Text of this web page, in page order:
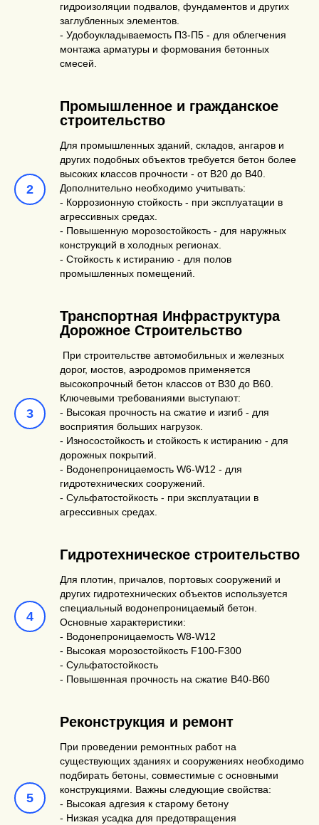
гидроизоляции подвалов, фундаментов и других
заглубленных элементов.
- Удобоукладываемость П3-П5 - для облегчения
монтажа арматуры и формования бетонных
смесей.
Промышленное и гражданское
строительство
Для промышленных зданий, складов, ангаров и
других подобных объектов требуется бетон более
высоких классов прочности - от В20 до В40.
Дополнительно необходимо учитывать:
- Коррозионную стойкость - при эксплуатации в
агрессивных средах.
- Повышенную морозостойкость - для наружных
конструкций в холодных регионах.
- Стойкость к истиранию - для полов
промышленных помещений.
Транспортная Инфраструктура
Дорожное Строительство
При строительстве автомобильных и железных
дорог, мостов, аэродромов применяется
высокопрочный бетон классов от В30 до В60.
Ключевыми требованиями выступают:
- Высокая прочность на сжатие и изгиб - для
восприятия больших нагрузок.
- Износостойкость и стойкость к истиранию - для
дорожных покрытий.
- Водонепроницаемость W6-W12 - для
гидротехнических сооружений.
- Сульфатостойкость - при эксплуатации в
агрессивных средах.
Гидротехническое строительство
Для плотин, причалов, портовых сооружений и
других гидротехнических объектов используется
специальный водонепроницаемый бетон.
Основные характеристики:
- Водонепроницаемость W8-W12
- Высокая морозостойкость F100-F300
- Сульфатостойкость
- Повышенная прочность на сжатие В40-В60
Реконструкция и ремонт
При проведении ремонтных работ на
существующих зданиях и сооружениях необходимо
подбирать бетоны, совместимые с основными
конструкциями. Важны следующие свойства:
- Высокая адгезия к старому бетону
- Низкая усадка для предотвращения